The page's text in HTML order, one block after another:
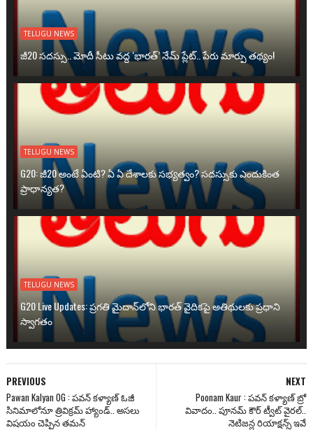
TELUGU NEWS
జీ20 సదస్సు.. మోదీ సీటు వద్ద ‘భారత్’ నేమ్ ప్లేట్‌.. పేరు మార్పు తథ్యం!
TELUGU NEWS
G20: జీ20 అంటే ఏంటి? ఏ ఏ దేశాలకు సభ్యత్వం? సదస్సుకు ఎందుకింత
ప్రాధాన్యత?
TELUGU NEWS
G20 Live Updates: ప్రగతి మైదాన్‌లోని భారత్ వైదికపై అతిథులకు ప్రధాని
స్వాగతం
NEXT
Poonam Kaur : పవన్ కళ్యాణ్ బ్రో
వివాదం.. పూనమ్ కౌర్ ట్వీట్ వైరల్..
నెటిజన్ల రియాక్షన్స్ ఇవే
PREVIOUS
Pawan Kalyan OG : పవన్ కళ్యాణ్ ఓజీ
సినిమాలోనూ త్రివిక్రమ్ హ్యాండ్.. అసలు
విషయం చెప్పిన తమన్